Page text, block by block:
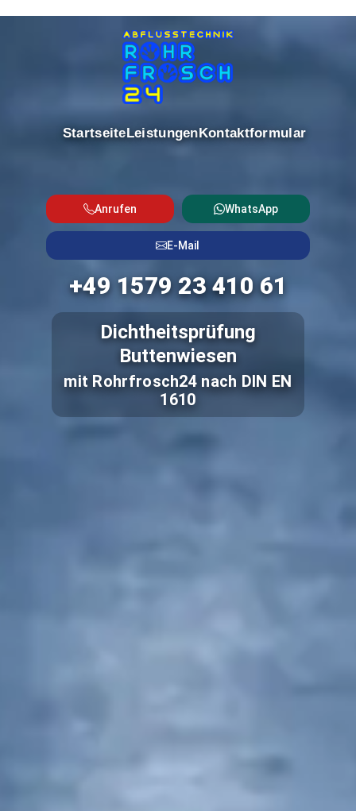
StartseiteLeistungenKontaktformular
Anrufen WhatsApp
E-Mail
+49 1579 23 410 61
Dichtheitsprüfung
Buttenwiesen
mit Rohrfrosch24 nach DIN EN
1610